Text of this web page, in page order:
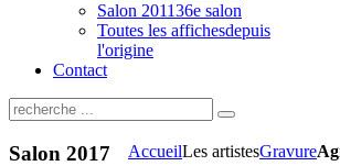
Salon 201136e salon
Toutes les affichesdepuis
l'origine
Contact
AccueilLes artistesGravure
Salon 2017